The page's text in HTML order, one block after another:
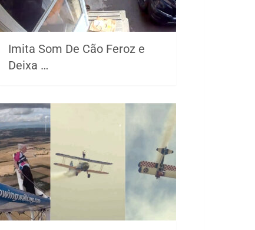
Imita Som De Cão Feroz e
Deixa …